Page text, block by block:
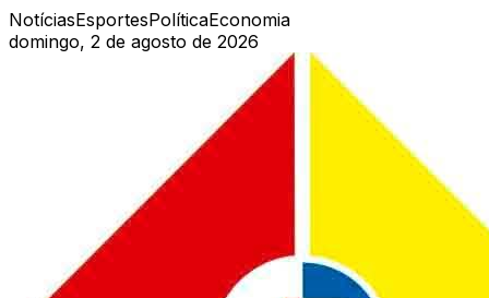
NotíciasEsportesPolíticaEconomia
domingo, 2 de agosto de 2026